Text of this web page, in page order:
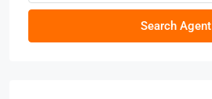
Search Agent